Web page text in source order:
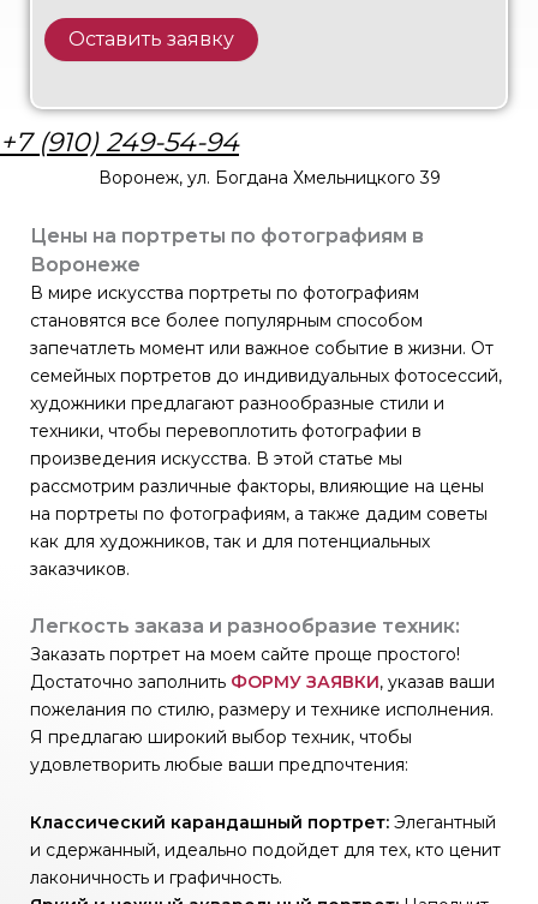
+7 (910) 249-54-94
Воронеж, ул. Богдана Хмельницкого 39
Цены на портреты по фотографиям в
Воронеже
В мире искусства портреты по фотографиям
становятся все более популярным способом
запечатлеть момент или важное событие в жизни. От
семейных портретов до индивидуальных фотосессий,
художники предлагают разнообразные стили и
техники, чтобы перевоплотить фотографии в
произведения искусства. В этой статье мы
рассмотрим различные факторы, влияющие на цены
на портреты по фотографиям, а также дадим советы
как для художников, так и для потенциальных
заказчиков.
Легкость заказа и разнообразие техник:
Заказать портрет на моем сайте проще простого!
Достаточно заполнить ФОРМУ ЗАЯВКИ, указав ваши
пожелания по стилю, размеру и технике исполнения.
Я предлагаю широкий выбор техник, чтобы
удовлетворить любые ваши предпочтения:
Классический карандашный портрет: Элегантный
и сдержанный, идеально подойдет для тех, кто ценит
лаконичность и графичность.